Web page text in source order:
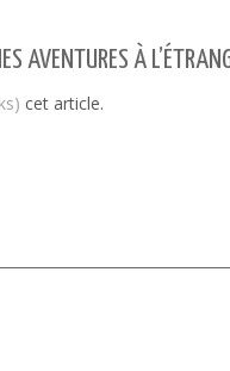
AVENTURES À
cet article.